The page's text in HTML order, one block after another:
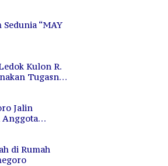
“MAY
Kulon R.
Tugasnya
Jalin
Anggota
di Rumah